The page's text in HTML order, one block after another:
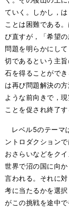
ていく。しかし，
ことは困難である
び直すが，「希望
問題を明らかにし
切であるという主
石を得ることがで
は再び問題解決の
ような前向きで，
ことを促され終了す
レベル5のテーマ
ントロダクション
おさらいなどをク
世界で沼の国に向
言われる。それに
考に当たるかを選
がこの挑戦を途中